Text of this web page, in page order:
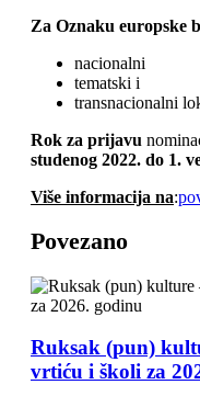
Za Oznaku europske
nacionalni
tematski i
transnacionalni
Rok za prijavu
studenog 2022. do 1.
Više informacija na:
Povezano
Ruksak (pun)
vrtiću i školi za